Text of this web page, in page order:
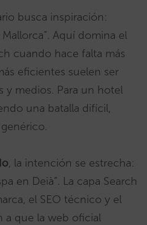
busca inspiración:
Aquí domina el
cuando hace falta más
eficientes suelen ser
y medios. Para un hotel
una batalla difícil,
, la intención se estrecha:
en Deià”. La capa Search
el SEO técnico y el
a que la web oficial